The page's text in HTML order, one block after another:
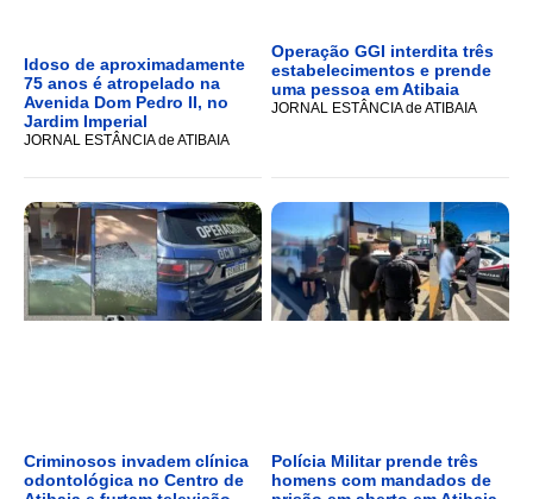
Idoso de aproximadamente
75 anos é atropelado na
Avenida Dom Pedro II, no
Jardim Imperial
JORNAL ESTÂNCIA de ATIBAIA
Operação GGI interdita três
estabelecimentos e prende
uma pessoa em Atibaia
JORNAL ESTÂNCIA de ATIBAIA
Criminosos invadem clínica
odontológica no Centro de
Polícia Militar prende três
homens com mandados de